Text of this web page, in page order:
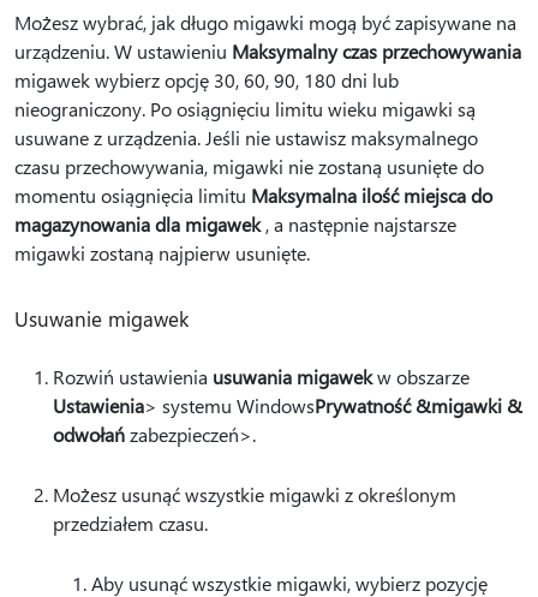
Możesz wybrać, jak długo migawki mogą być zapisywane na
urządzeniu. W ustawieniu Maksymalny czas przechowywania
migawek wybierz opcję 30, 60, 90, 180 dni lub
nieograniczony. Po osiągnięciu limitu wieku migawki są
usuwane z urządzenia. Jeśli nie ustawisz maksymalnego
czasu przechowywania, migawki nie zostaną usunięte do
momentu osiągnięcia limitu Maksymalna ilość miejsca do
magazynowania dla migawek, a następnie najstarsze
migawki zostaną najpierw usunięte.
Usuwanie migawek
Rozwiń ustawienia usuwania migawekw obszarze
Ustawienia> systemu WindowsPrywatność &migawki &
odwołańzabezpieczeń>.
Możesz usunąć wszystkie migawki z określonym
przedziałem czasu.
Aby usunąć wszystkie migawki, wybierz pozycję